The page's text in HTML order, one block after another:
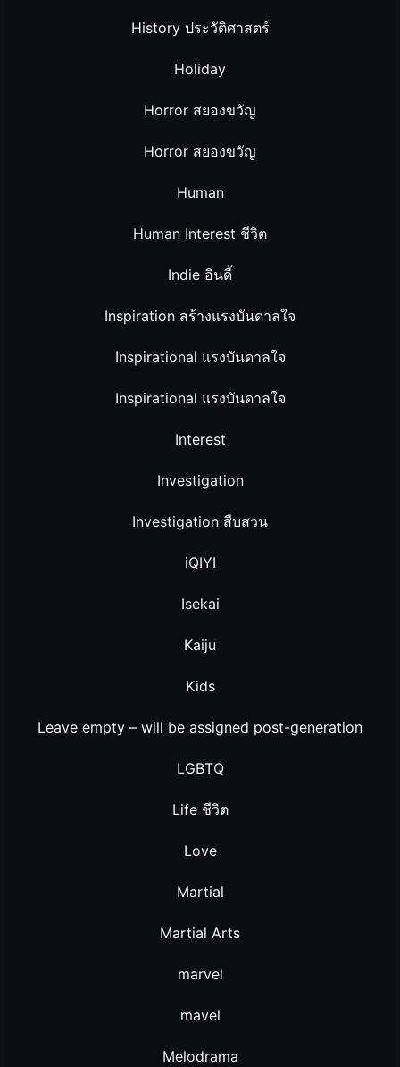
History ประวัติศาสตร์
Holiday
Horror สยองขวัญ
Horror สยองขวัญ
Human
Human Interest ชีวิต
Indie อินดี้
Inspiration สร้างแรงบันดาลใจ
Inspirational แรงบันดาลใจ
Inspirational แรงบันดาลใจ
Interest
Investigation
Investigation สืบสวน
iQIYI
Isekai
Kaiju
Kids
Leave empty – will be assigned post-generation
LGBTQ
Life ชีวิต
Love
Martial
Martial Arts
marvel
mavel
Melodrama